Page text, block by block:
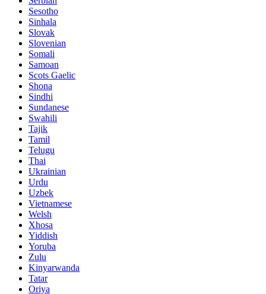
Sesotho
Sinhala
Slovak
Slovenian
Somali
Samoan
Scots Gaelic
Shona
Sindhi
Sundanese
Swahili
Tajik
Tamil
Telugu
Thai
Ukrainian
Urdu
Uzbek
Vietnamese
Welsh
Xhosa
Yiddish
Yoruba
Zulu
Kinyarwanda
Tatar
Oriya